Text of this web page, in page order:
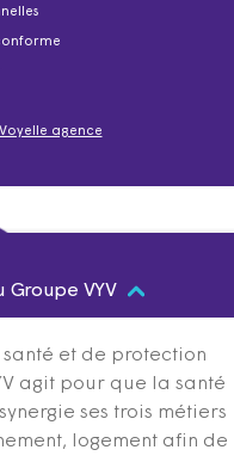
Voyelle agence
Groupe VYV
et de protection
agit pour que la santé
ses trois métiers
logement afin de